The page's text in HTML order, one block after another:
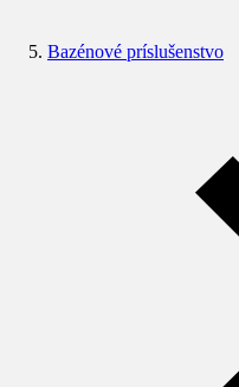
Bazénové príslušenstvo